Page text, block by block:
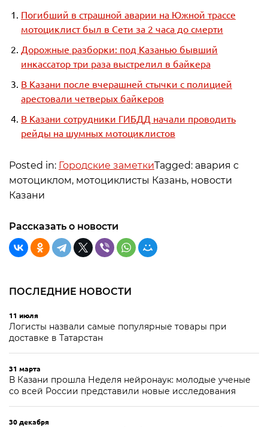
Погибший в страшной аварии на Южной трассе
мотоциклист был в Сети за 2 часа до смерти
Дорожные разборки: под Казанью бывший
инкассатор три раза выстрелил в байкера
В Казани после вчерашней стычки с полицией
арестовали четверых байкеров
В Казани сотрудники ГИБДД начали проводить
рейды на шумных мотоциклистов
Posted in: Городские заметкиTagged: авария с
мотоциклом, мотоциклисты Казань, новости
Казани
Рассказать о новости
ПОСЛЕДНИЕ НОВОСТИ
11 июля
Логисты назвали самые популярные товары при
доставке в Татарстан
31 марта
В Казани прошла Неделя нейронаук: молодые ученые
со всей России представили новые исследования
30 декабря